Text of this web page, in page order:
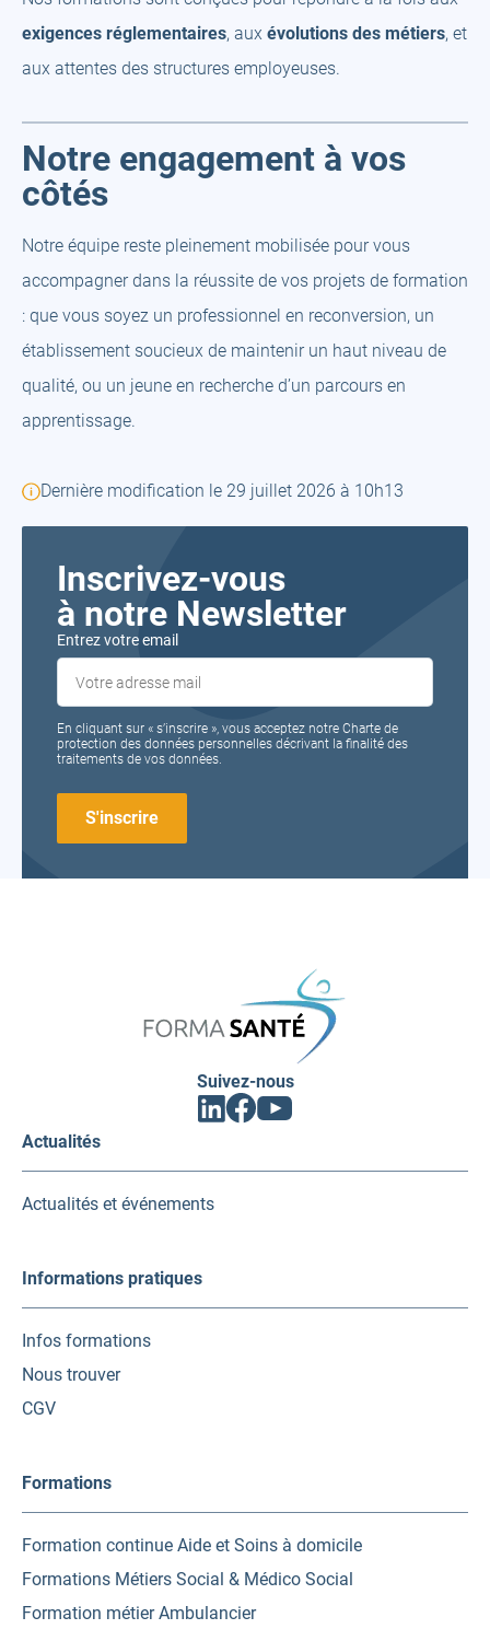
exigences réglementaires, aux évolutions des métiers, et
aux attentes des structures employeuses.
Notre engagement à vos
côtés
Notre équipe reste pleinement mobilisée pour vous
accompagner dans la réussite de vos projets de formation
: que vous soyez un professionnel en reconversion, un
établissement soucieux de maintenir un haut niveau de
qualité, ou un jeune en recherche d’un parcours en
apprentissage.
Dernière modification le 29 juillet 2026 à 10h13
Inscrivez-vous
à notre Newsletter
Entrez votre email
En cliquant sur « s’inscrire », vous acceptez notre Charte de
protection des données personnelles décrivant la finalité des
traitements de vos données.
Suivez-nous
Linkedin
(ouvrir
nouvel
Facebook
(ouvrir
nouvel
Youtube
(ouvrir
nouvel
Actualités
Actualités et événements
Informations pratiques
Infos formations
Nous trouver
CGV
Formations
Formation continue Aide et Soins à domicile
Formations Métiers Social & Médico Social
Formation métier Ambulancier